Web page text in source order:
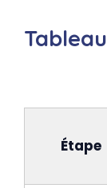
Étape